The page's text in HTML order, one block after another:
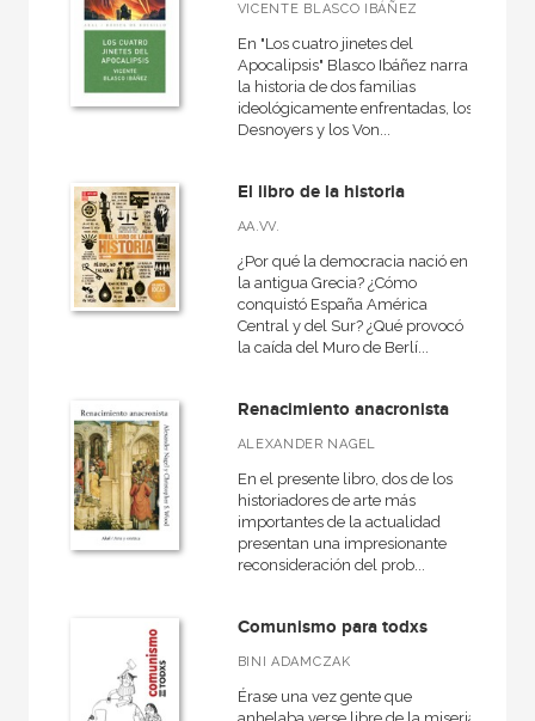
VICENTE BLASCO IBÁÑEZ
En "Los cuatro jinetes del
Apocalipsis" Blasco Ibáñez narra
la historia de dos familias
ideológicamente enfrentadas, los
Desnoyers y los Von...
El libro de la historia
AA.VV.
¿Por qué la democracia nació en
la antigua Grecia? ¿Cómo
conquistó España América
Central y del Sur? ¿Qué provocó
la caída del Muro de Berlí...
Renacimiento anacronista
ALEXANDER NAGEL
En el presente libro, dos de los
historiadores de arte más
importantes de la actualidad
presentan una impresionante
reconsideración del prob...
Comunismo para todxs
BINI ADAMCZAK
Érase una vez gente que